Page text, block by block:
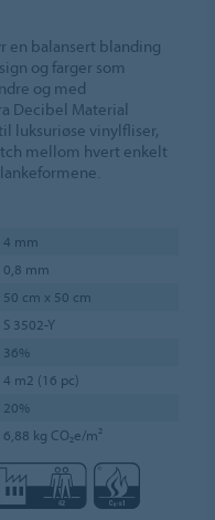
en balansert blanding
og farger som
og med
Decibel Material
luksuriøse vinylfliser,
mellom hvert enkelt
4 mm
0,8 mm
50 cm x 50 cm
S 3502-Y
36%
4 m2 (16 pc)
20%
6,88 kg CO₂e/m²